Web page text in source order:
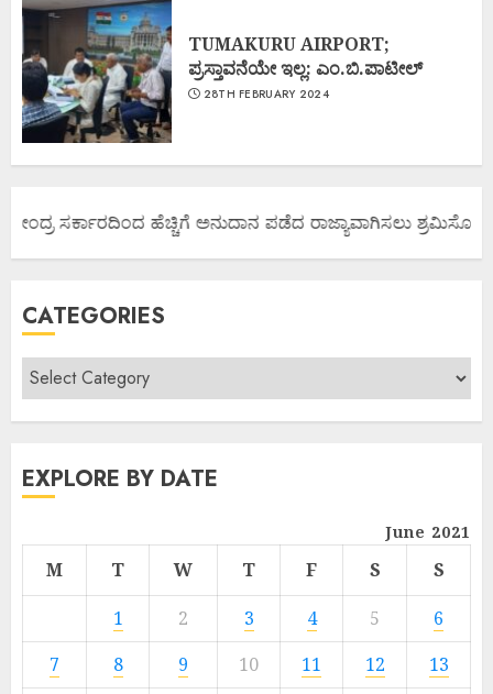
TUMAKURU AIRPORT;
ಪ್ರಸ್ತಾವನೆಯೇ ಇಲ್ಲ: ಎಂ.ಬಿ.ಪಾಟೀಲ್
28TH FEBRUARY 2024
ಸರ್ಕಾರದಿಂದ ಹೆಚ್ಚಿಗೆ ಅನುದಾನ ಪಡೆದ ರಾಜ್ಯಾವಾಗಿಸಲು ಶ್ರಮಿಸೋಣ
CATEGORIES
EXPLORE BY DATE
June 2021
M T W T F S
S
1
2 3 4 5
6
7
8 9 10 11 12
13